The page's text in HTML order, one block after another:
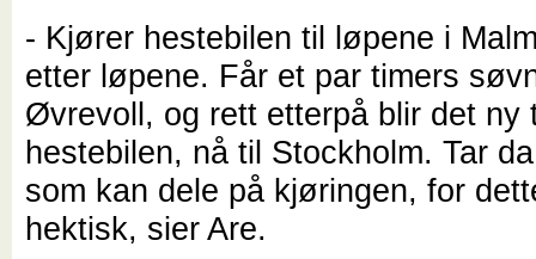
- Kjører hestebilen til løpene i
etter løpene. Får et par timers
Øvrevoll, og rett etterpå blir det ny
hestebilen, nå til Stockholm. Tar
som kan dele på kjøringen, for
hektisk, sier Are.